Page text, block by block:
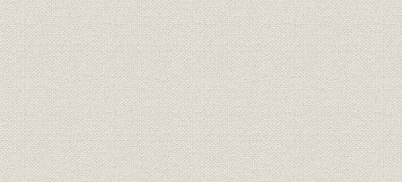
経営;生産 富士製鉄の全貌 昭和33年4
事業所
室蘭製鉄所、釜石製鉄所、広畑
製鉄所、川崎製鉄所
社歌
くろがねの富士(富士製鉄株式会
社社歌)